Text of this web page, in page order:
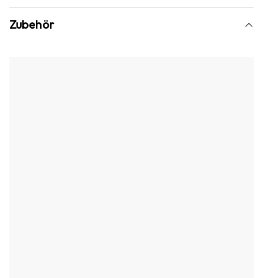
Zubehör